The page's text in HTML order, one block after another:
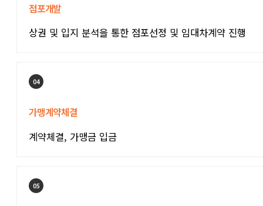
점포개발
상권 및 입지 분석을 통한 점포선정 및 임대차계약 진행
04
가맹계약체결
계약체결, 가맹금 입금
05